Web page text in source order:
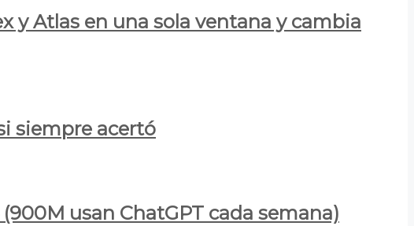
y Atlas en una sola ventana y cambia
siempre acertó
usan ChatGPT cada semana)